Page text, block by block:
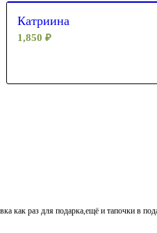
Катриина
1,850 ₽
как раз для подарка,ещё и тапочки в